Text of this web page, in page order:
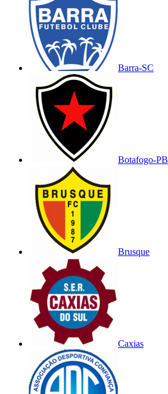
Barra-SC
Botafogo-PB
Brusque
Caxias